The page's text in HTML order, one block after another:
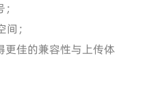
；
更佳的兼容性与上传体